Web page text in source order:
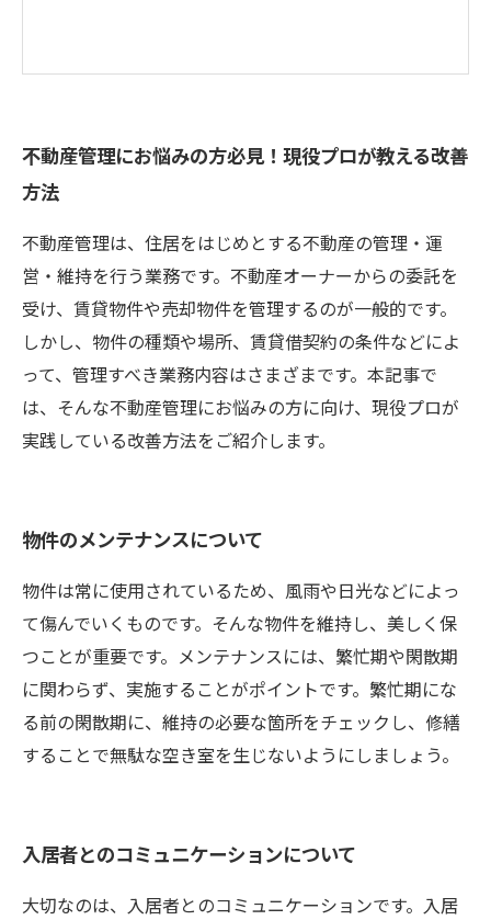
不動産管理にお悩みの方必見！現役プロが教える改善
方法
不動産管理は、住居をはじめとする不動産の管理・運
営・維持を行う業務です。不動産オーナーからの委託を
受け、賃貸物件や売却物件を管理するのが一般的です。
しかし、物件の種類や場所、賃貸借契約の条件などによ
って、管理すべき業務内容はさまざまです。本記事で
は、そんな不動産管理にお悩みの方に向け、現役プロが
実践している改善方法をご紹介します。
物件のメンテナンスについて
物件は常に使用されているため、風雨や日光などによっ
て傷んでいくものです。そんな物件を維持し、美しく保
つことが重要です。メンテナンスには、繁忙期や閑散期
に関わらず、実施することがポイントです。繁忙期にな
る前の閑散期に、維持の必要な箇所をチェックし、修繕
することで無駄な空き室を生じないようにしましょう。
入居者とのコミュニケーションについて
大切なのは、入居者とのコミュニケーションです。入居